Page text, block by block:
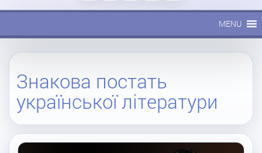
MENU
Знакова постать
української літератури